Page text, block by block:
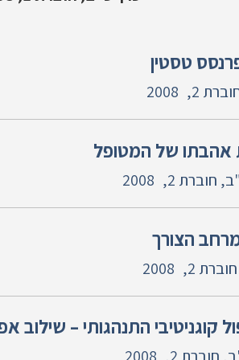
טסטין
2,
2008
של המטופל
חוברת 2, 2008
הצורך
2,
2008
קוגניטיבי התנהגותי – שילוב